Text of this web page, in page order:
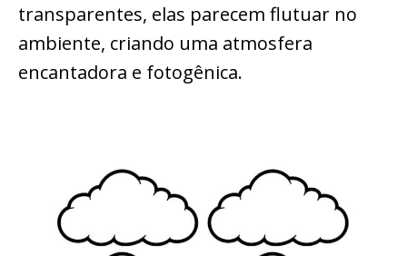
transparentes, elas parecem flutuar no
ambiente, criando uma atmosfera
encantadora e fotogênica.